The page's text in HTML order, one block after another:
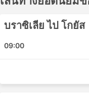
เนื่องจากจุดหมายปลาย
มีตู้นอนสำหรับการเดิน
Samatur สถานี
บราซิเลีย ไป โกยัส
09:00